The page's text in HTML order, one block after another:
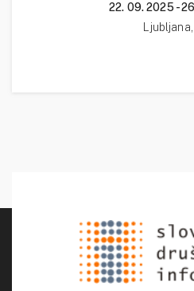
22. 09. 2025 -
Ljubljana,